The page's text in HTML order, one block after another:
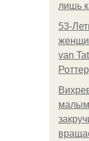
лишь
53-
van